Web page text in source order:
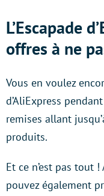
L’Escapade
offres à ne
Vous en voulez
d’AliExpress
remises allant
produits.
Et ce n’est pas tout
pouvez également